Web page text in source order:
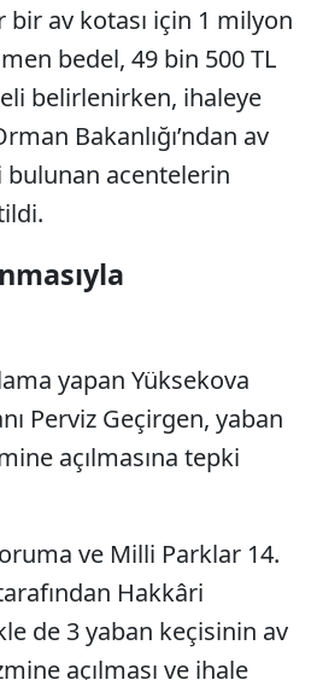
bir av kotası için 1 milyon
bedel, 49 bin 500 TL
belirlenirken, ihaleye
Bakanlığı’ndan av
acentelerin
yapan Yüksekova
Perviz Geçirgen, yaban
açılmasına tepki
ve Milli Parklar 14.
Hakkâri
de 3 yaban keçisinin av
açılması ve ihale